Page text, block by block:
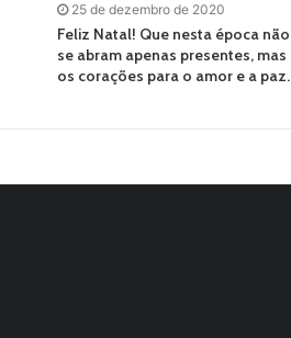
25 de dezembro de 2020
Feliz Natal! Que nesta época não
se abram apenas presentes, mas
os corações para o amor e a paz.